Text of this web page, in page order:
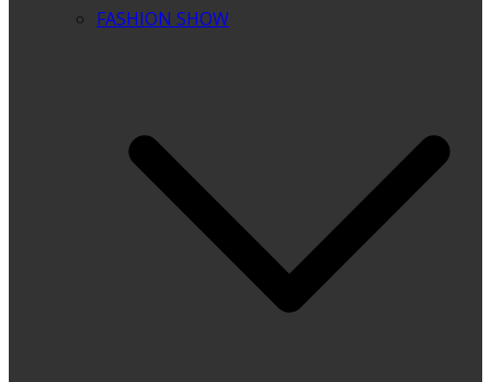
FASHION SHOW